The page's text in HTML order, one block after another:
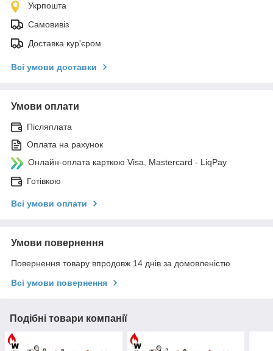
Укрпошта
Самовивіз
Доставка кур'єром
Всі умови доставки
Умови оплати
Післяплата
Оплата на рахунок
Онлайн-оплата карткою Visa, Mastercard - LiqPay
Готівкою
Всі умови оплати
Умови повернення
Повернення товару впродовж 14 днів за домовленістю
Всі умови повернення
Подібні товари компанії